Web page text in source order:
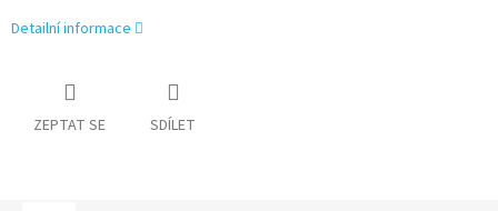
Detailní informace
ZEPTAT SE SDÍLET